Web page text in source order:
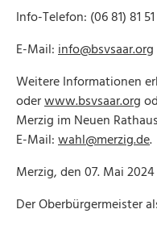
Info-Telefon: (06 81) 81
E-Mail:info@bsvsaar.org
Weitere Informationen
oderwww.bsvsaar.org
Merzig im Neuen
E-Mail:wahl@merzig.de.
Merzig, den 07. Mai 2024
Der Oberbürgermeister